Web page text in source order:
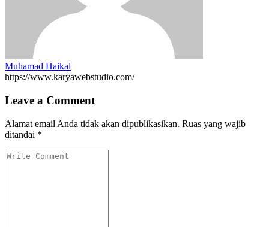
Muhamad Haikal
https://www.karyawebstudio.com/
Leave a Comment
Alamat email Anda tidak akan dipublikasikan. Ruas yang wajib
ditandai *